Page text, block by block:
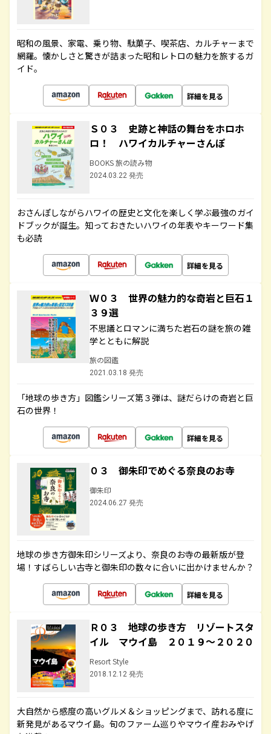
昭和の風景、家電、乗り物、駄菓子、喫茶店、カルチャーまで
網羅。懐かしさと驚きが詰まった昭和レトロの魅力を旅するガ
イド。
詳細を見る
Ｓ０３ 史跡と神話の舞台をホロホ
ロ！ ハワイカルチャーさんぽ
BOOKS 旅の読み物
2024.03.22 発売
おさんぽしながらハワイの歴史と文化を楽しく学ぶ最強のガイ
ドブックが誕生。知っておきたいハワイの年表やキーワード集
も必読
詳細を見る
Ｗ０３ 世界の魅力的な奇岩と巨石１
３９選
不思議とロマンに満ちた岩石の謎を旅の雑
学とともに解説
旅の図鑑
2021.03.18 発売
「地球の歩き方」図鑑シリーズ第３弾は、謎だらけの奇岩と巨
石の世界！
詳細を見る
０３ 御朱印でめぐる奈良のお寺
御朱印
2024.06.27 発売
地球の歩き方御朱印シリーズより、奈良のお寺の最新版が登
場！すばらしい古寺と御朱印の数々に合いに出かけませんか？
詳細を見る
Ｒ０３ 地球の歩き方 リゾートスタ
イル マウイ島 ２０１９～２０２０
Resort Style
2018.12.12 発売
大自然から感度の高いグルメ＆ショッピングまで、訪れる度に
新発見があるマウイ島。旬のファーム巡りやマウイ産おみやげ